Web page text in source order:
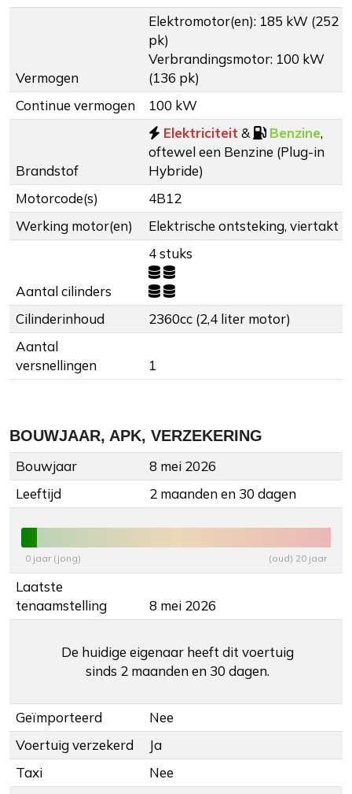
Vermogen
Elektromotor(en): 185 kW (252
pk)
Verbrandingsmotor: 100 kW
(136 pk)
Continue vermogen
100 kW
Brandstof
Elektriciteit & Benzine,
oftewel een Benzine (Plug-in
Hybride)
Motorcode(s)
4B12
Werking motor(en)
Elektrische ontsteking, viertakt
Aantal cilinders
4 stuks
Cilinderinhoud
2360cc (2,4 liter motor)
Aantal
versnellingen
1
BOUWJAAR, APK, VERZEKERING
Bouwjaar
8 mei 2026
Leeftijd
2 maanden en 30 dagen
0 jaar (jong) (oud) 20 jaar
Laatste
tenaamstelling
8 mei 2026
De huidige eigenaar heeft dit voertuig
sinds 2 maanden en 30 dagen.
Geïmporteerd
Nee
Voertuig verzekerd
Ja
Taxi
Nee